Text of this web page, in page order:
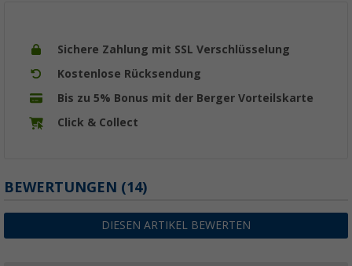
Sichere Zahlung mit SSL Verschlüsselung
Kostenlose Rücksendung
Bis zu 5% Bonus mit der Berger Vorteilskarte
Click & Collect
BEWERTUNGEN (14)
DIESEN ARTIKEL BEWERTEN